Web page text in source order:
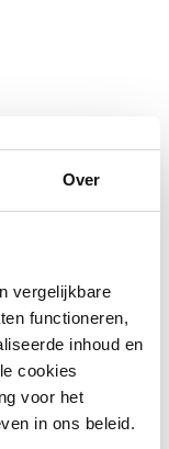
Over
vergelijkbare
functioneren,
inhoud en
cookies
voor het
in ons beleid.
Deel jouw